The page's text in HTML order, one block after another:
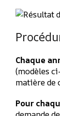
Chaque
(modèles
matière de
Pour